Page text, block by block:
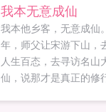
我本无意成仙
我本他乡客，无意成仙
年，师父让宋游下山，
人生百态，去寻访名山
仙，说那才是真正的修